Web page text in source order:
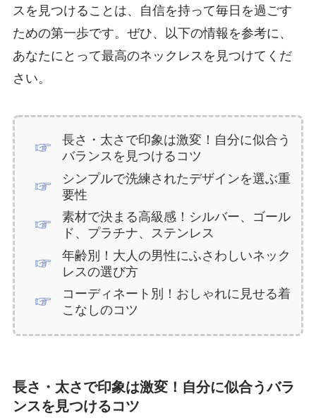
スを見つけることは、自信を持って毎日を過ごす
ための第一歩です。ぜひ、以下の情報を参考に、
あなたにとって最高のネックレスを見つけてくだ
さい。
長さ・太さで印象は激変！自分に似合う
バランスを見つけるコツ
シンプルで洗練されたデザインを選ぶ重
要性
素材で決まる高級感！シルバー、ゴール
ド、プラチナ、ステンレス
年齢別！大人の男性にふさわしいネック
レスの選び方
コーディネート別！おしゃれに見せる着
こなしのコツ
長さ・太さで印象は激変！自分に似合うバラ
ンスを見つけるコツ